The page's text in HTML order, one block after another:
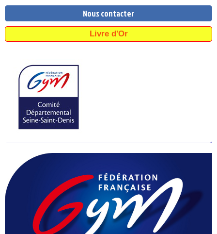
Nous contacter
Livre d'Or